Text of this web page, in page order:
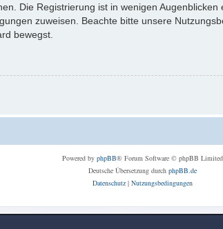
Die Registrierung ist in wenigen
zuweisen. Beachte bitte unsere
bewegst.
Powered by phpBB® Forum Software © phpBB Limited
Deutsche Übersetzung durch phpBB.de
Datenschutz| Nutzungsbedingungen